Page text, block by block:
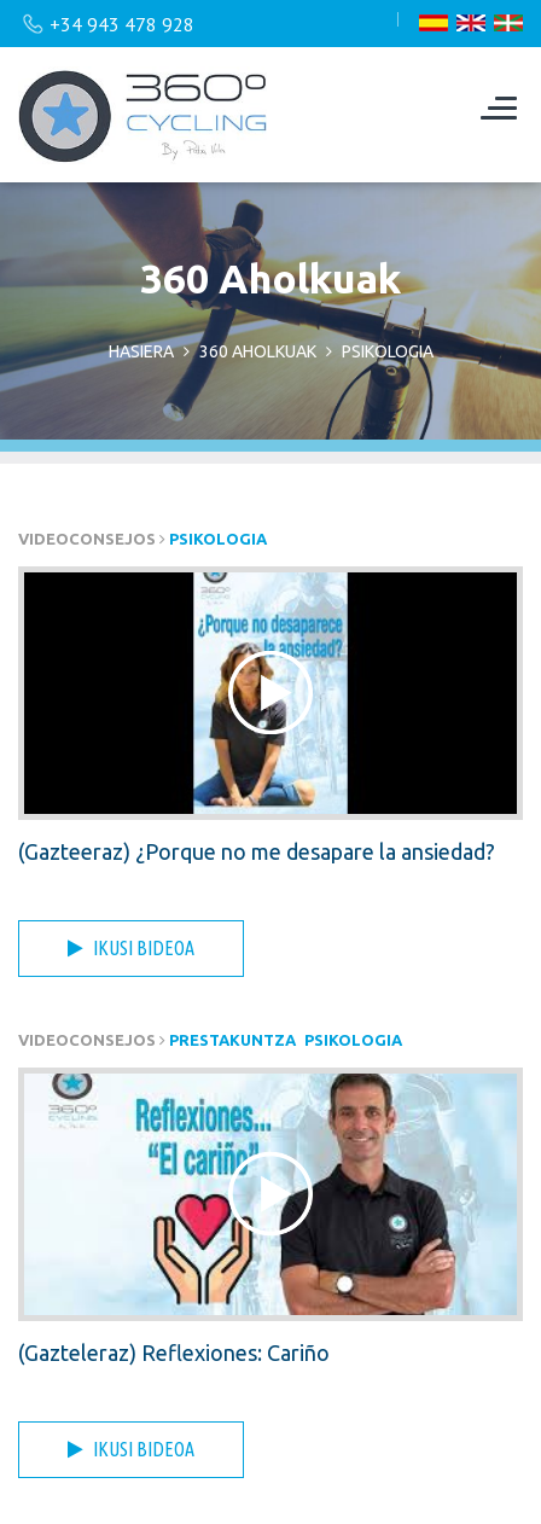
+34 943 478 928
360 Aholkuak
HASIERA 360 AHOLKUAK PSIKOLOGIA
VIDEOCONSEJOS PSIKOLOGIA
(Gazteeraz) ¿Porque no me desapare la ansiedad?
IKUSI BIDEOA
VIDEOCONSEJOS PRESTAKUNTZA PSIKOLOGIA
(Gazteleraz) Reflexiones: Cariño
IKUSI BIDEOA